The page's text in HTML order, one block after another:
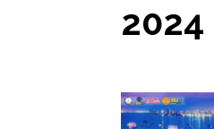
2024